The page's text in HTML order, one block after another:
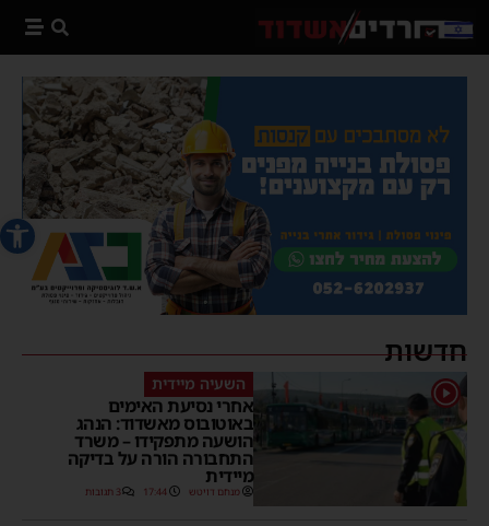
פתח
חדשות
1 השעיה מיידית
אחרי נסיעת האימים
באוטובוס מאשדוד: הנהג
הושעה מתפקידו – משרד
התחבורה הורה על בדיקה
מיידית
מנחם דויטש 17:44 3 תגובות